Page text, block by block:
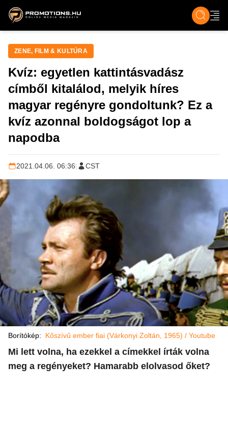
ZENE, FILM & KULT ÉLET TECH &
ZENE, FILM & KULTÚRA
Kvíz: egyetlen kattintásvadász
címből kitalálod, melyik híres
magyar regényre gondoltunk? Ez a
kvíz azonnal boldogságot lop a
napodba
2021.04.06. 06:36| CST
Borítókép: Kőszívű ember fiai (Várkonyi Zoltán, 1965) / Youtube
Mi lett volna, ha ezekkel a címekkel írták volna
meg a regényeket? Hamarabb elolvasod őket?